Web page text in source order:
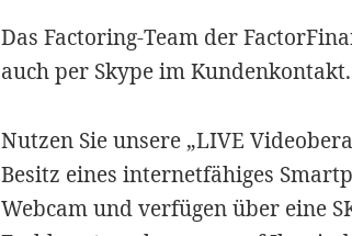
Das Factoring-Team der
auch per Skype im Kundenkontakt.
Nutzen Sie unsere „LIVE
Besitz eines internetfähiges
Webcam und verfügen über eine